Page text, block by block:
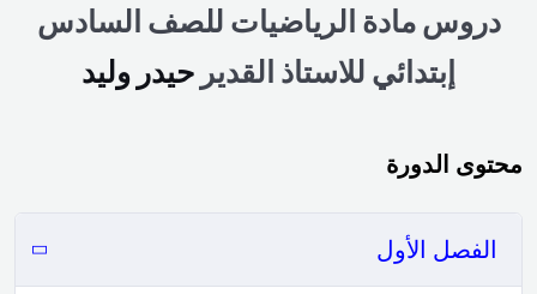
دروس مادة الرياضيات للصف السادس
إبتدائي للاستاذ القدير حيدر وليد
محتوى الدورة
الفصل الأول